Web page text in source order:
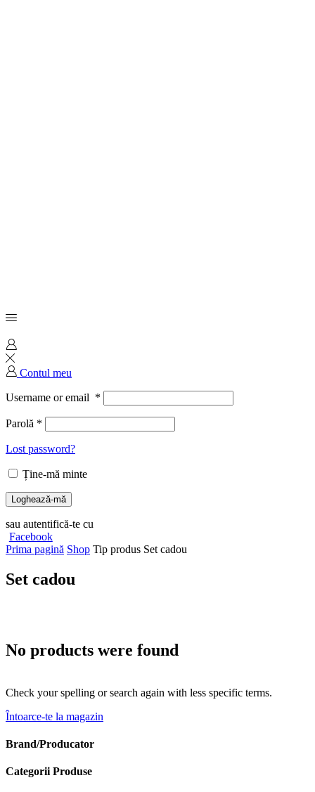
Contul meu
Username or email *
Parolă *
Lost password?
Ține-mă minte
Loghează-mă
sau autentifică-te cu
Facebook
Prima pagină Shop Tip produs Set cadou
Set cadou
No products were found
Check your spelling or search again with less specific terms.
Întoarce-te la magazin
Brand/Producator
Categorii Produse